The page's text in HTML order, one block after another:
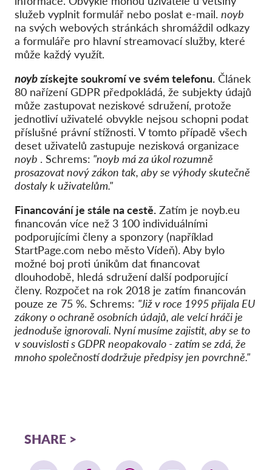
služeb vyplnit formulář nebo poslat e-mail. noyb
na svých webových stránkách shromáždil odkazy
a formuláře pro hlavní streamovací služby, které
může každý využít.
noybzískejte soukromí ve svém telefonu. Článek
80 nařízení GDPR předpokládá, že subjekty údajů
může zastupovat neziskové sdružení, protože
jednotliví uživatelé obvykle nejsou schopni podat
příslušné právní stížnosti. V tomto případě všech
deset uživatelů zastupuje nezisková organizace
noyb . Schrems: "noyb má za úkol rozumně
prosazovat nový zákon tak, aby se výhody skutečně
dostaly k uživatelům."
Financování je stále na cestě. Zatím je noyb.eu
financován více než 3 100 individuálními
podporujícími členy a sponzory (například
StartPage.com nebo město Vídeň). Aby bylo
možné boj proti únikům dat financovat
dlouhodobě, hledá sdružení další podporující
členy. Rozpočet na rok 2018 je zatím financován
pouze ze 75 %. Schrems: "Již v roce 1995 přijala EU
zákony o ochraně osobních údajů, ale velcí hráči je
jednoduše ignorovali. Nyní musíme zajistit, aby se to
v souvislosti s GDPR neopakovalo - zatím se zdá, že
mnoho společností dodržuje předpisy jen povrchně."
SHARE